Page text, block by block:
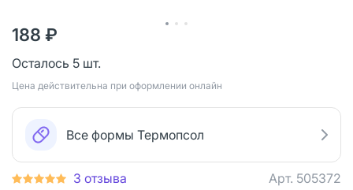
188 ₽
Осталось 5 шт.
Цена действительна при оформлении онлайн
Все формы Термопсол
3 отзыва Арт. 505372